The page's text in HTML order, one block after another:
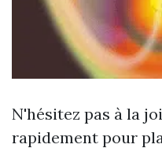
N'hésitez pas à la
rapidement pour